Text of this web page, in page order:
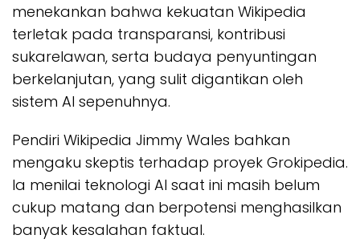
menekankan bahwa kekuatan Wikipedia
terletak pada transparansi, kontribusi
sukarelawan, serta budaya penyuntingan
berkelanjutan, yang sulit digantikan oleh
sistem AI sepenuhnya.
Pendiri Wikipedia Jimmy Wales bahkan
mengaku skeptis terhadap proyek Grokipedia.
Ia menilai teknologi AI saat ini masih belum
cukup matang dan berpotensi menghasilkan
banyak kesalahan faktual.